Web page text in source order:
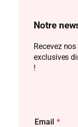
Notre
Recevez
exclusives
!
Email *